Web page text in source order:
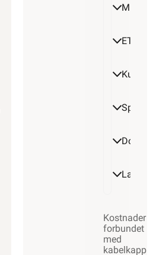
ETIM
Kostnader
forbundet
med
kabelkapp